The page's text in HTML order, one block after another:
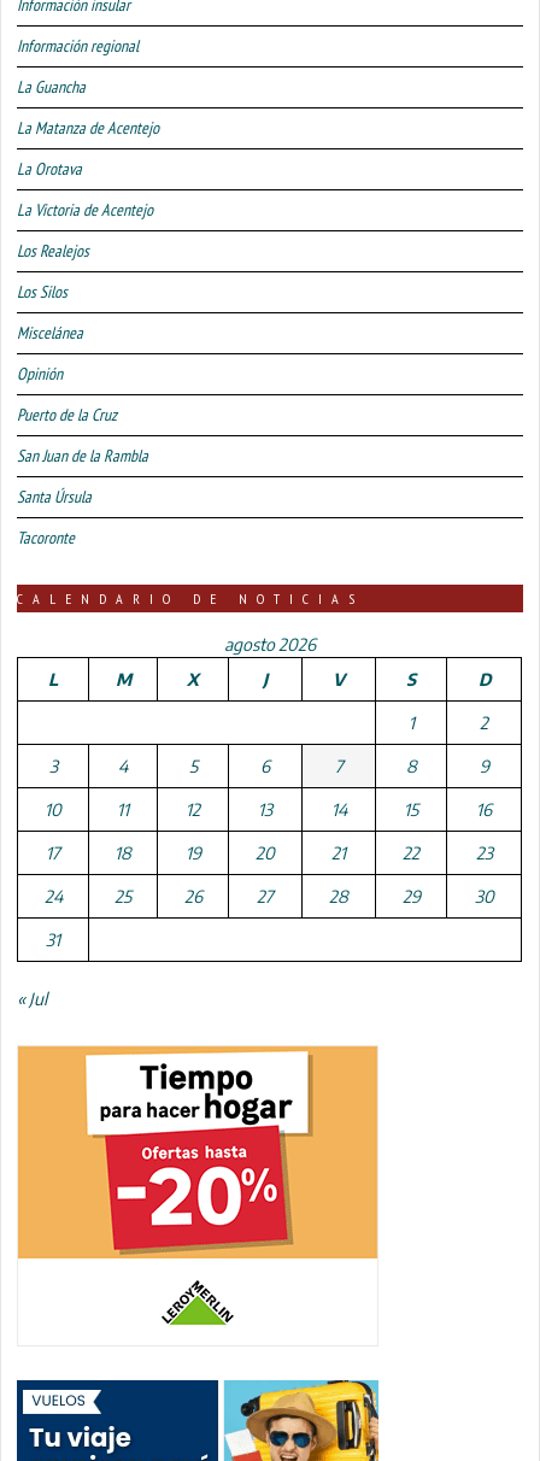
Información insular
Información regional
La Guancha
La Matanza de Acentejo
La Orotava
La Victoria de Acentejo
Los Realejos
Los Silos
Miscelánea
Opinión
Puerto de la Cruz
San Juan de la Rambla
Santa Úrsula
Tacoronte
CALENDARIO DE NOTICIAS
agosto 2026
L
M X J V S D
1 2
3 4 5 6 7 8 9
10 11 12 13 14 15 16
17 18 19 20 21 22 23
24 25 26 27 28 29 30
31
« Jul